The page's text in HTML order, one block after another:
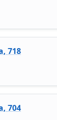
718
704